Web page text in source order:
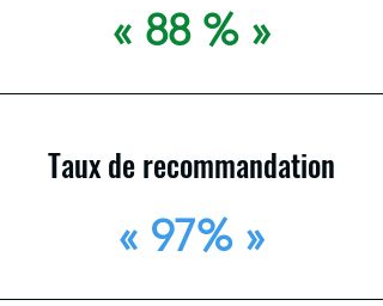
« 88 % »
Taux de recommandation
« 97% »